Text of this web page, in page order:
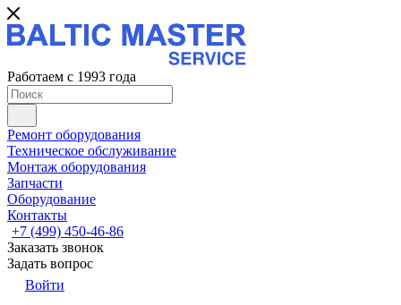
Работаем с 1993 года
Ремонт оборудования
Техническое обслуживание
Монтаж оборудования
Запчасти
Оборудование
Контакты
+7 (499) 450-46-86
Заказать звонок
Задать вопрос
Войти